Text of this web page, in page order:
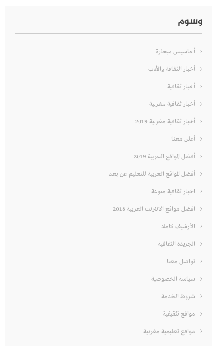
وسوم
أحاسيس مبعثرة
أخبار الثقافة والأدب
أخبار ثقافية
أخبار ثقافية مغربية
أخبار ثقافية مغربية 2019
أعلن معنا
أفضل المواقع العربية 2019
أفضل المواقع العربية للتعليم عن بعد
اخبار ثقافية منوعة
افضل مواقع الانترنت العربية 2018
الأرشيف كاملا
الجريدة الثقافية
تواصل معنا
سياسة الخصوصية
شروط الخدمة
مواقع تثقيفية
مواقع تعليمية مغربية